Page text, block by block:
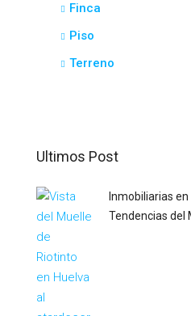
Finca
Piso
Terreno
Ultimos Post
Inmobiliarias
Tendencias del